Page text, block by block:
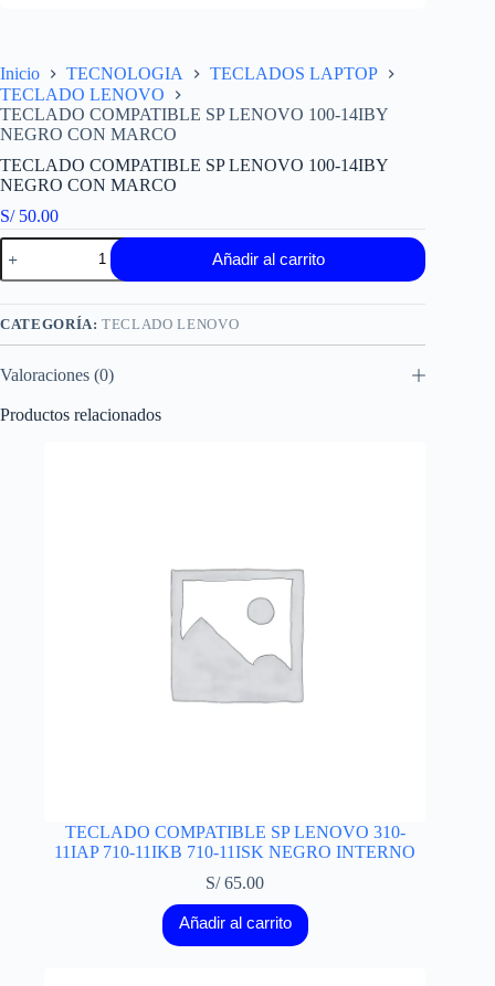
Inicio TECNOLOGIA
TECLADOS LAPTOP
TECLADO LENOVO
TECLADO COMPATIBLE SP LENOVO 100-14IBY
NEGRO CON MARCO
TECLADO COMPATIBLE SP LENOVO 100-14IBY
NEGRO CON MARCO
S/50.00
TECLADO
COMPATIBLE
SP
LENOVO
100-
CON
cantidad
Añadir al carrito
CATEGORÍA:TECLADO LENOVO
Valoraciones (0)
Productos relacionados
TECLADO COMPATIBLE SP LENOVO 310-
11IAP 710-11IKB 710-11ISK NEGRO INTERNO
S/65.00
Añadir al carrito